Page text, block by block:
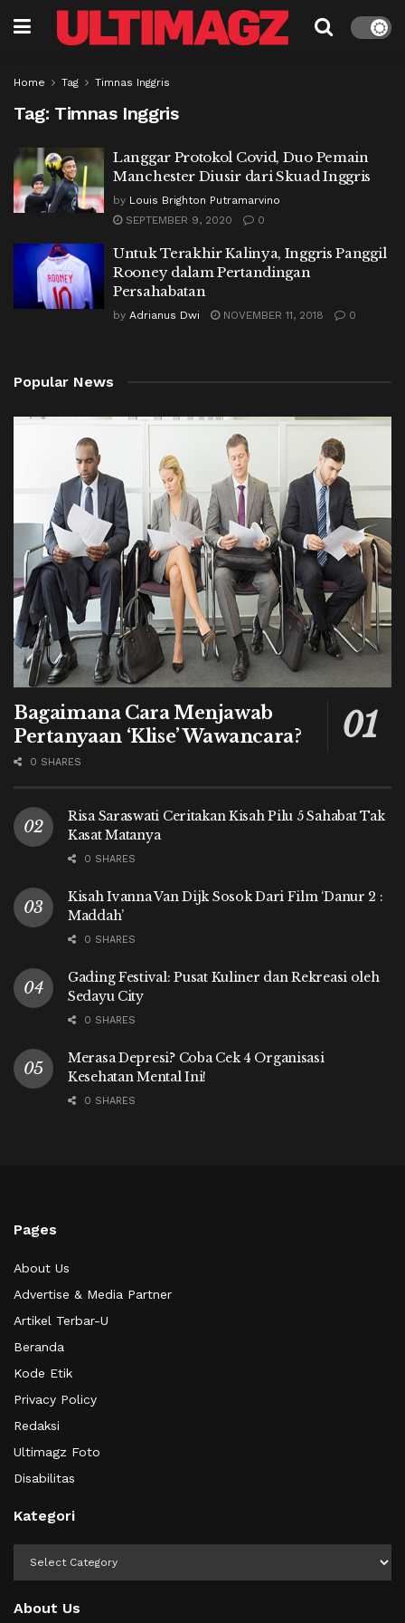
Home Tag Timnas Inggris
Tag: Timnas Inggris
Langgar Protokol Covid, Duo Pemain
Manchester Diusir dari Skuad Inggris
by Louis Brighton Putramarvino
SEPTEMBER 9, 2020
0
Untuk Terakhir Kalinya, Inggris Panggil
Rooney dalam Pertandingan
Persahabatan
by Adrianus Dwi NOVEMBER 11, 2018 0
Popular News
Bagaimana Cara Menjawab
Pertanyaan ‘Klise’ Wawancara?
0 SHARES
Risa Saraswati Ceritakan Kisah Pilu 5 Sahabat Tak
Kasat Matanya
0 SHARES
Kisah Ivanna Van Dijk Sosok Dari Film ‘Danur 2 :
Maddah’
0 SHARES
Gading Festival: Pusat Kuliner dan Rekreasi oleh
Sedayu City
0 SHARES
Merasa Depresi? Coba Cek 4 Organisasi
Kesehatan Mental Ini!
0 SHARES
Pages
About Us
Advertise & Media Partner
Artikel Terbar-U
Beranda
Kode Etik
Privacy Policy
Redaksi
Ultimagz Foto
Disabilitas
Kategori
About Us